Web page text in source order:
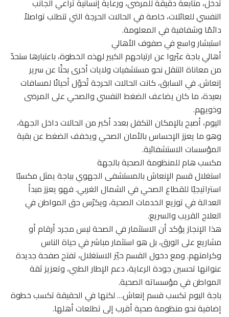
تدخل، متابعة دقيقة للمرضى، ورعاية إنسانية تراعي الجانب
النفسي للعائلات، خاصة في الحالات الحرجة التي تتطلب تواصلاً
دائمًا وشفافية في المعلومة.
استبشار واسع في صفوف الأهالي
أهالي باجة عبّروا عن ارتياحهم الكبير لهذه الخطوة، باعتبارها ستحدّ
من معاناة التنقل نحو مستشفيات ولايات أخرى بحثًا عن سرير
إنعاش. في السابق، كانت الحالات الحرجة تُحوّل أحيانًا لمسافات
بعيدة، ما كان يضاعف الضغط النفسي والصحي على المرضى
وذويهم.
اليوم، أصبح بالإمكان التكفل بعدد أكبر من الحالات داخل الجهة،
وهو ما يعزز الإحساس بالأمان الصحي ويخفف الضغط عن بقية
المؤسسات الاستشفائية.
مكسب هام للمنظومة الصحية بالجهة
استغلال قسم الإنعاش بالمستشفى الجهوي بباجة يمثل مكسبًا
استراتيجيًا للقطاع الصحي في الشمال الغربي. فهو يعزز مبدأ
العدالة في توزيع الخدمات الصحية، ويكرّس حق المواطن في
العلاج القريب والسريع.
هذا الإنجاز يؤكد أن الاستثمار في الصحة ليس مجرد أرقام أو
مشاريع على الورق، بل هو استثمار مباشر في حياة الناس
وكرامتهم. ومع دخول القسم حيّز الاستغلال، تفتح صفحة جديدة
عنوانها تحسين جودة الرعاية، دعم الإطار الطبي، وتعزيز ثقة
المواطن في مؤسساته الصحية.
باجة اليوم تكسب قسم إنعاش… لكنها في الحقيقة تكسب خطوة
إضافية نحو منظومة صحية أقرب إلى تطلعات أهلها.